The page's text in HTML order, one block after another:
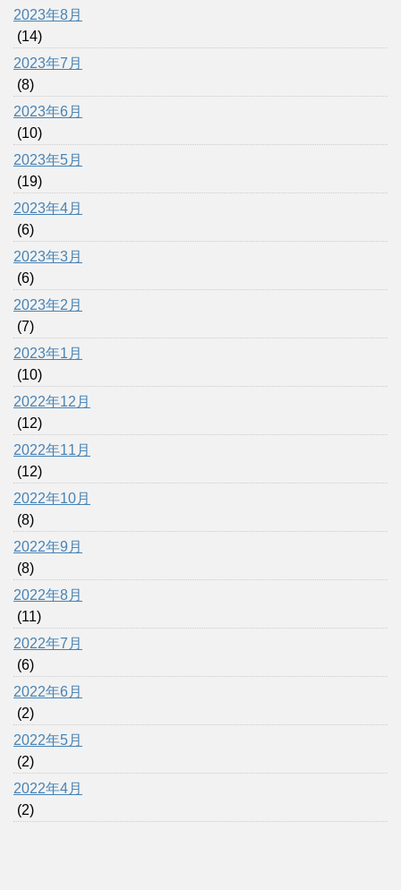
2023年8月
(14)
2023年7月
(8)
2023年6月
(10)
2023年5月
(19)
2023年4月
(6)
2023年3月
(6)
2023年2月
(7)
2023年1月
(10)
2022年12月
(12)
2022年11月
(12)
2022年10月
(8)
2022年9月
(8)
2022年8月
(11)
2022年7月
(6)
2022年6月
(2)
2022年5月
(2)
2022年4月
(2)